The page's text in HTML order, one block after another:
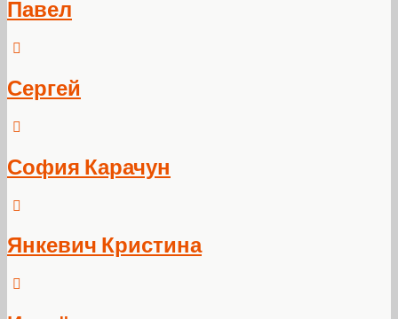
Павел
Сергей
София Карачун
Янкевич Кристина